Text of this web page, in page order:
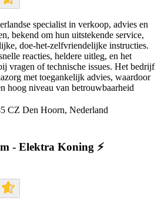
specialist in verkoop, advies en
bekend om hun uitstekende service,
doe‑het‑zelfvriendelijke instructies.
reacties, heldere uitleg, en het
vragen of technische issues. Het bedrijf
met toegankelijk advies, waardoor
hoog niveau van betrouwbaarheid
CZ Den Hoorn, Nederland
- Elektra Koning ⚡